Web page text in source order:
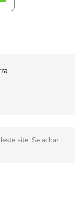
site. Se achar